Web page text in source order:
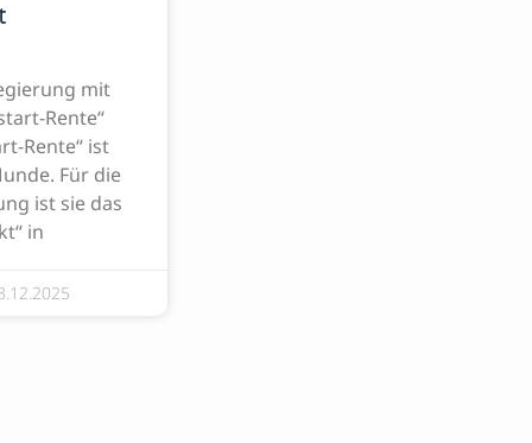
mit
Rente“
Rente“ ist
Für die
ist sie das
in